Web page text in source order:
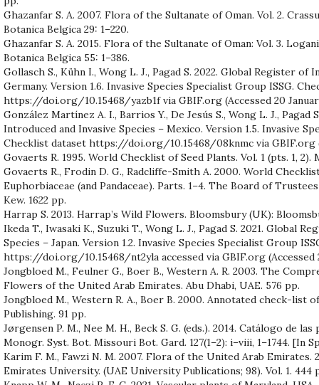
Ghazanfar S. A. 2007. Flora of the Sultanate of Oman. Vol. 2.
Botanica Belgica 29: 1–220.
Ghazanfar S. A. 2015. Flora of the Sultanate of Oman: Vol. 3.
Botanica Belgica 55: 1–386.
Gollasch S., Kühn I., Wong L. J., Pagad S. 2022. Global Register of
Germany. Version 1.6. Invasive Species Specialist Group ISSG.
https://doi.org/10.15468/yazb1f via GBIF.org (Accessed 20
González Martínez A. I., Barrios Y., De Jesús S., Wong L. J., Pagad
Introduced and Invasive Species – Mexico. Version 1.5. Invasive
Checklist dataset https://doi.org/10.15468/08knmc via GBIF.org
Govaerts R. 1995. World Checklist of Seed Plants. Vol. 1 (pts. 1, 2).
Govaerts R., Frodin D. G., Radcliffe-Smith A. 2000. World
Euphorbiaceae (and Pandaceae). Parts. 1–4. The Board of
Kew. 1622 pp.
Harrap S. 2013. Harrap’s Wild Flowers. Bloomsbury (UK):
Ikeda T., Iwasaki K., Suzuki T., Wong L. J., Pagad S. 2021. Global
Species – Japan. Version 1.2. Invasive Species Specialist Group
https://doi.org/10.15468/nt2yla accessed via GBIF.org (Accessed
Jongbloed M., Feulner G., Boer B., Western A. R. 2003. The
Flowers of the United Arab Emirates. Abu Dhabi, UAE. 576 pp.
Jongbloed M., Western R. A., Boer B. 2000. Annotated check-list
Publishing. 91 pp.
Jørgensen P. M., Nee M. H., Beck S. G. (eds.). 2014. Catálogo de
Monogr. Syst. Bot. Missouri Bot. Gard. 127(1–2): i–viii, 1–1744. [In
Karim F. M., Fawzi N. M. 2007. Flora of the United Arab Emirates.
Emirates University. (UAE University Publications; 98). Vol. 1. 444